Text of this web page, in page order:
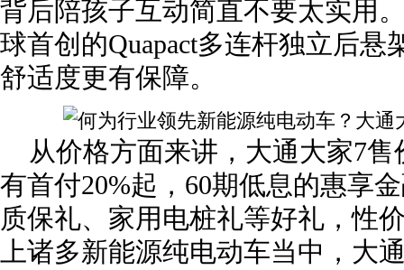
背后陪孩子互动简直不要太实用
球首创的Quapact多连杆独立后悬
舒适度更有保障。
从价格方面来讲，大通大家7售
有首付20%起，60期低息的惠享
质保礼、家用电桩礼等好礼，性
上诸多新能源纯电动车当中，大